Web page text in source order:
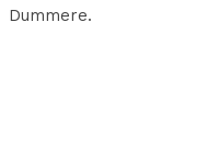
Dummere.